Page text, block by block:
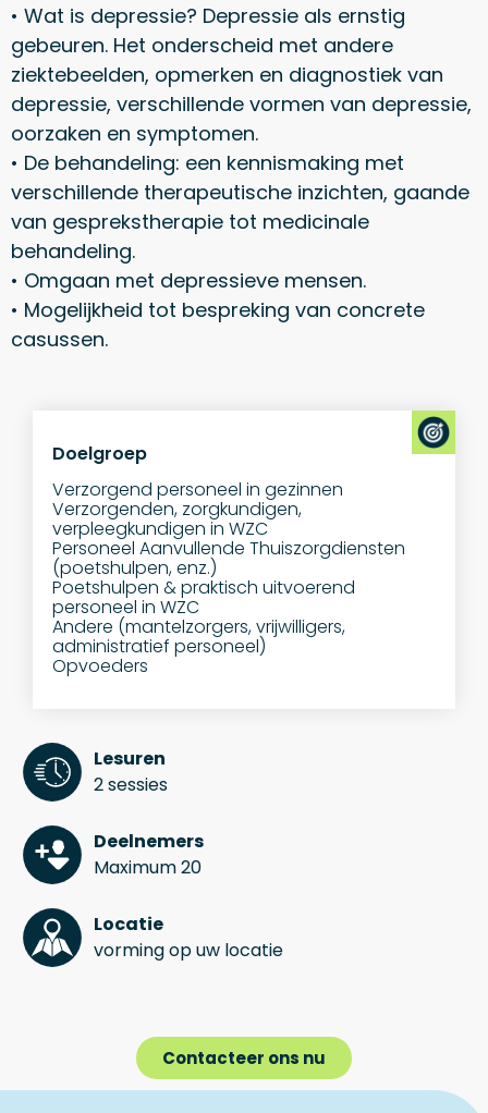
• Wat is depressie? Depressie als ernstig
gebeuren. Het onderscheid met andere
ziektebeelden, opmerken en diagnostiek van
depressie, verschillende vormen van depressie,
oorzaken en symptomen.
• De behandeling: een kennismaking met
verschillende therapeutische inzichten, gaande
van gesprekstherapie tot medicinale
behandeling.
• Omgaan met depressieve mensen.
• Mogelijkheid tot bespreking van concrete
casussen.
Doelgroep
Verzorgend personeel in gezinnen
Verzorgenden, zorgkundigen,
verpleegkundigen in WZC
Personeel Aanvullende Thuiszorgdiensten
(poetshulpen, enz.)
Poetshulpen & praktisch uitvoerend
personeel in WZC
Andere (mantelzorgers, vrijwilligers,
administratief personeel)
Opvoeders
Lesuren
2 sessies
Deelnemers
Maximum 20
Locatie
vorming op uw locatie
Contacteer ons nu